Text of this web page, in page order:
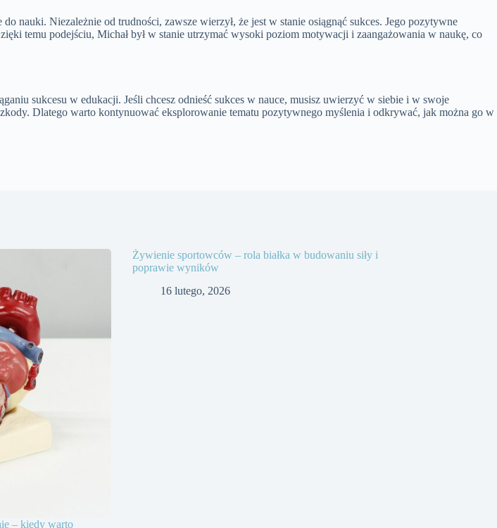
nauki. Niezależnie od trudności, zawsze wierzył, że jest w stanie osiągnąć sukces. Jego pozytywne
temu podejściu, Michał był w stanie utrzymać wysoki poziom motywacji i zaangażowania w naukę, co
sukcesu w edukacji. Jeśli chcesz odnieść sukces w nauce, musisz uwierzyć w siebie i w swoje
Dlatego warto kontynuować eksplorowanie tematu pozytywnego myślenia i odkrywać, jak można go w
– kiedy warto
Żywienie sportowców – rola białka w budowaniu siły i
poprawie wyników
16 lutego, 2026